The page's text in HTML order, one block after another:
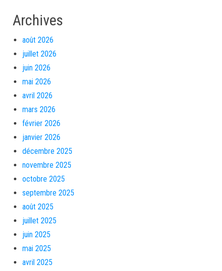
Archives
août 2026
juillet 2026
juin 2026
mai 2026
avril 2026
mars 2026
février 2026
janvier 2026
décembre 2025
novembre 2025
octobre 2025
septembre 2025
août 2025
juillet 2025
juin 2025
mai 2025
avril 2025